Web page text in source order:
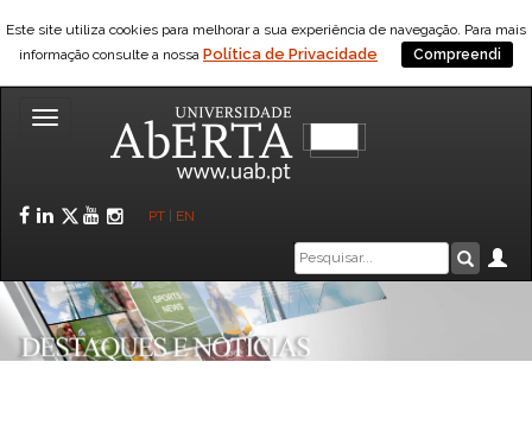
Este site utiliza cookies para melhorar a sua experiência de navegação. Para mais
informação consulte a nossa Política de Privacidade Compreendi
Toggle
Facebook
LinkedIn
Twitter
YouTube
Instagram
PT EN
Caixa
de
pesquisa